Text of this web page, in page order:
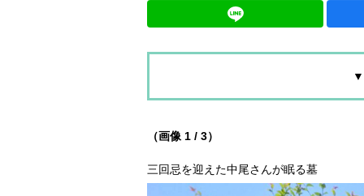
▼
（画像 1 / 3）
三回忌を迎えた中尾さんが眠る墓